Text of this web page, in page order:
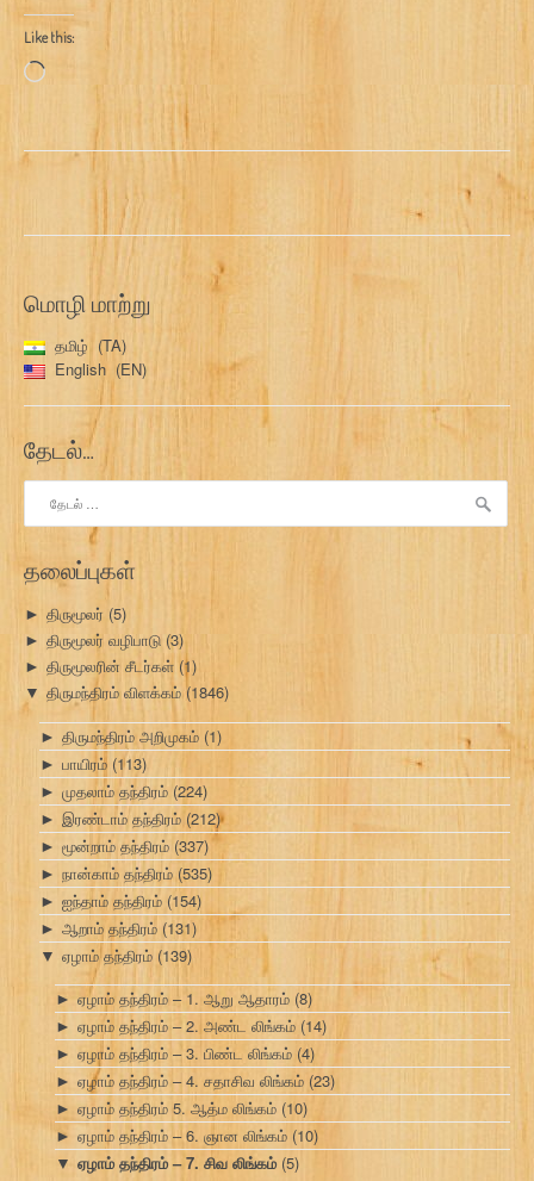
Like this:
Loading…
மொழி மாற்று
தமிழ்
TA
English
EN
தேடல்…
தேடு:
தலைப்புகள்
► திருமூலர் (5)
► திருமூலர் வழிபாடு (3)
► திருமூலரின் சீடர்கள் (1)
▼ திருமந்திரம் விளக்கம் (1846)
► திருமந்திரம் அறிமுகம் (1)
► பாயிரம் (113)
► முதலாம் தந்திரம் (224)
► இரண்டாம் தந்திரம் (212)
► மூன்றாம் தந்திரம் (337)
► நான்காம் தந்திரம் (535)
► ஐந்தாம் தந்திரம் (154)
► ஆறாம் தந்திரம் (131)
▼ ஏழாம் தந்திரம் (139)
► ஏழாம் தந்திரம் – 1. ஆறு ஆதாரம் (8)
► ஏழாம் தந்திரம் – 2. அண்ட லிங்கம் (14)
► ஏழாம் தந்திரம் – 3. பிண்ட லிங்கம் (4)
► ஏழாம் தந்திரம் – 4. சதாசிவ லிங்கம் (23)
► ஏழாம் தந்திரம் 5. ஆத்ம லிங்கம் (10)
► ஏழாம் தந்திரம் – 6. ஞான லிங்கம் (10)
▼ ஏழாம் தந்திரம் – 7. சிவ லிங்கம் (5)